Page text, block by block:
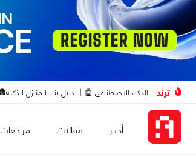
ترند الذكاء الاصطناعي 🤖 دليل بناء المنازل الذكية🛖
أخبار مقالات مراجعات